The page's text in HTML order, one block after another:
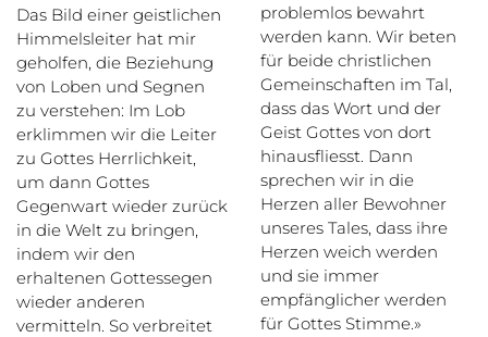
Das Bild einer geistlichen
Himmelsleiter hat mir
geholfen, die Beziehung
von Loben und Segnen
zu verstehen: Im Lob
erklimmen wir die Leiter
zu Gottes Herrlichkeit,
um dann Gottes
Gegenwart wieder zurück
in die Welt zu bringen,
indem wir den
erhaltenen Gottessegen
wieder anderen
vermitteln. So verbreitet
problemlos bewahrt
werden kann. Wir beten
für beide christlichen
Gemeinschaften im Tal,
dass das Wort und der
Geist Gottes von dort
hinausfliesst. Dann
sprechen wir in die
Herzen aller Bewohner
unseres Tales, dass ihre
Herzen weich werden
und sie immer
empfänglicher werden
für Gottes Stimme.»